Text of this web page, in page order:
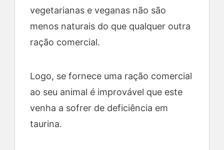
vegetarianas e veganas não são
menos naturais do que qualquer outra
ração comercial.
Logo, se fornece uma ração comercial
ao seu animal é improvável que este
venha a sofrer de deficiência em
taurina.